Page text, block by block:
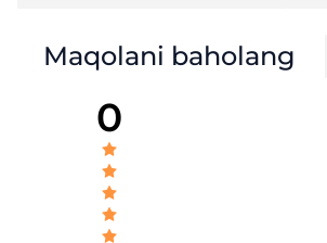
Maqolani baholang
0